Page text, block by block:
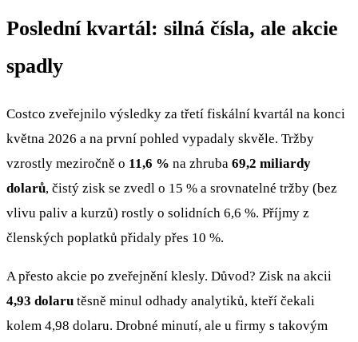
Poslední kvartál: silná čísla, ale akcie
spadly
Costco zveřejnilo výsledky za třetí fiskální kvartál na konci
května 2026 a na první pohled vypadaly skvěle. Tržby
vzrostly meziročně o 11,6 % na zhruba 69,2 miliardy
dolarů, čistý zisk se zvedl o 15 % a srovnatelné tržby (bez
vlivu paliv a kurzů) rostly o solidních 6,6 %. Příjmy z
členských poplatků přidaly přes 10 %.
A přesto akcie po zveřejnění klesly. Důvod? Zisk na akcii
4,93 dolaru těsně minul odhady analytiků, kteří čekali
kolem 4,98 dolaru. Drobné minutí, ale u firmy s takovým